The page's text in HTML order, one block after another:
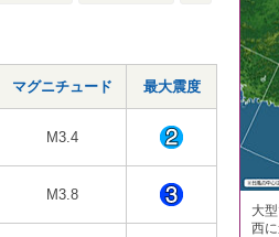
マグニチュード 最大震度
M3.4
M3.8
大
西